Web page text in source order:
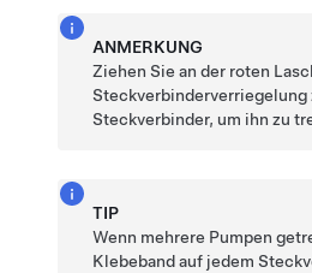
ANMERKUNG
Ziehen Sie an der roten
Steckverbinderverriegelung
Steckverbinder, um ihn zu
TIP
Wenn mehrere Pumpen
Klebeband auf jedem